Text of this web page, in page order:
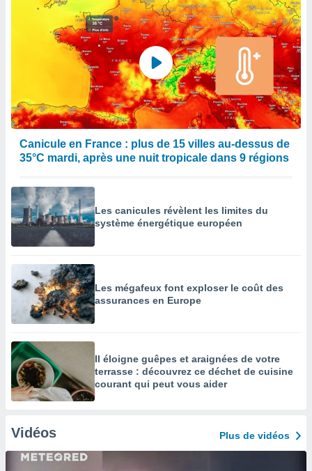
Canicule en France : plus de 15 villes au-dessus de
35°C mardi, après une nuit tropicale dans 9 régions
Les canicules révèlent les limites du
système énergétique européen
Les mégafeux font exploser le coût des
assurances en Europe
Il éloigne guêpes et araignées de votre
terrasse : découvrez ce déchet de cuisine
courant qui peut vous aider
Vidéos Plus de vidéos